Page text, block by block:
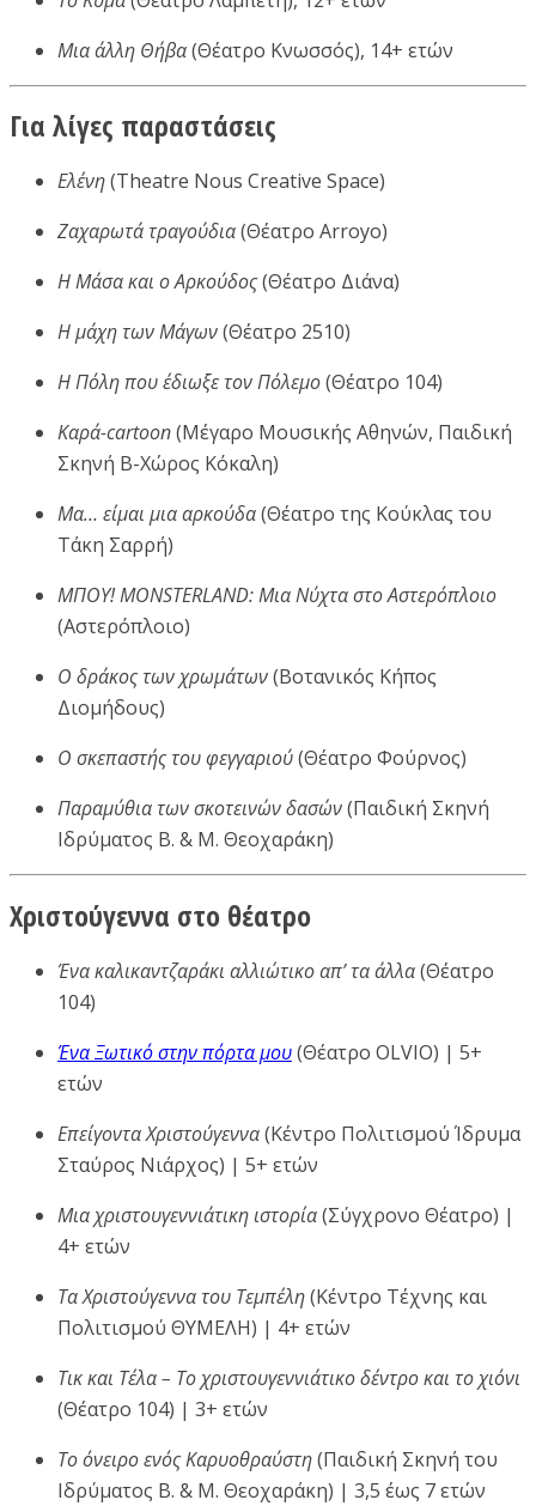
Μια άλλη Θήβα(Θέατρο Κνωσσός), 14+ ετών
Για λίγες παραστάσεις
Ελένη(Theatre Nous Creative Space)
Ζαχαρωτά τραγούδια(Θέατρο Arroyo)
Η Μάσα και ο Αρκούδος(Θέατρο Διάνα)
Η μάχη των Μάγων(Θέατρο 2510)
Η Πόλη που έδιωξε τον Πόλεμο(Θέατρο 104)
Καρά-cartoon(Μέγαρο Μουσικής Αθηνών, Παιδική
Σκηνή Β-Χώρος Κόκαλη)
Μα… είμαι μια αρκούδα(Θέατρο της Κούκλας του
Τάκη Σαρρή)
ΜΠΟΥ! MONSTERLAND: Μια Νύχτα στο Αστερόπλοιο
(Αστερόπλοιο)
Ο δράκος των χρωμάτων(Βοτανικός Κήπος
Διομήδους)
Ο σκεπαστής του φεγγαριού(Θέατρο Φούρνος)
Παραμύθια των σκοτεινών δασών(Παιδική Σκηνή
Ιδρύματος Β. & Μ. Θεοχαράκη)
Χριστούγεννα στο θέατρο
Ένα καλικαντζαράκι αλλιώτικο απ’ τα άλλα(Θέατρο
104)
Ένα Ξωτικό στην πόρτα μου(Θέατρο OLVIO) | 5+
ετών
Επείγοντα Χριστούγεννα(Κέντρο Πολιτισμού Ίδρυμα
Σταύρος Νιάρχος) | 5+ ετών
Μια χριστουγεννιάτικη ιστορία(Σύγχρονο Θέατρο) |
4+ ετών
Τα Χριστούγεννα του Τεμπέλη(Κέντρο Τέχνης και
Πολιτισμού ΘΥΜΕΛΗ) | 4+ ετών
Τικ και Τέλα – Το χριστουγεννιάτικο δέντρο και το χιόνι
(Θέατρο 104) | 3+ ετών
Το όνειρο ενός Καρυοθραύστη(Παιδική Σκηνή του
Ιδρύματος Β. & Μ. Θεοχαράκη) | 3,5 έως 7 ετών